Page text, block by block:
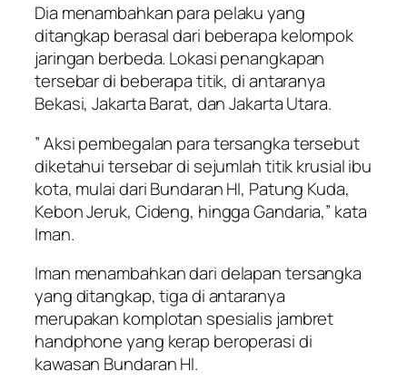
Dia menambahkan para pelaku yang
ditangkap berasal dari beberapa kelompok
jaringan berbeda. Lokasi penangkapan
tersebar di beberapa titik, di antaranya
Bekasi, Jakarta Barat, dan Jakarta Utara.
” Aksi pembegalan para tersangka tersebut
diketahui tersebar di sejumlah titik krusial ibu
kota, mulai dari Bundaran HI, Patung Kuda,
Kebon Jeruk, Cideng, hingga Gandaria,” kata
Iman.
Iman menambahkan dari delapan tersangka
yang ditangkap, tiga di antaranya
merupakan komplotan spesialis jambret
handphone yang kerap beroperasi di
kawasan Bundaran HI.